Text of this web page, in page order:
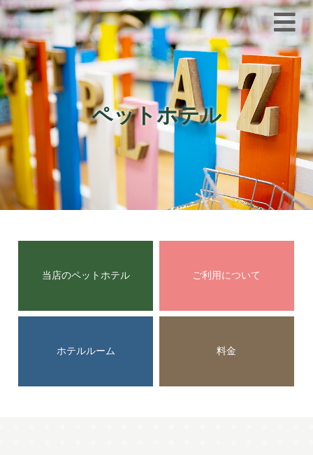
ペットホテル
当店のペットホテル ご利用について
ホテルルーム 料金